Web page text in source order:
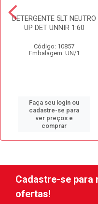
DETERGENTE 5LT NEUTRO
UP DET UNNIR 1:60
Código: 10857
Embalagem: UN/1
Faça seu login ou
cadastre-se para
ver preços e
comprar
Cadastre-se para
ofertas!